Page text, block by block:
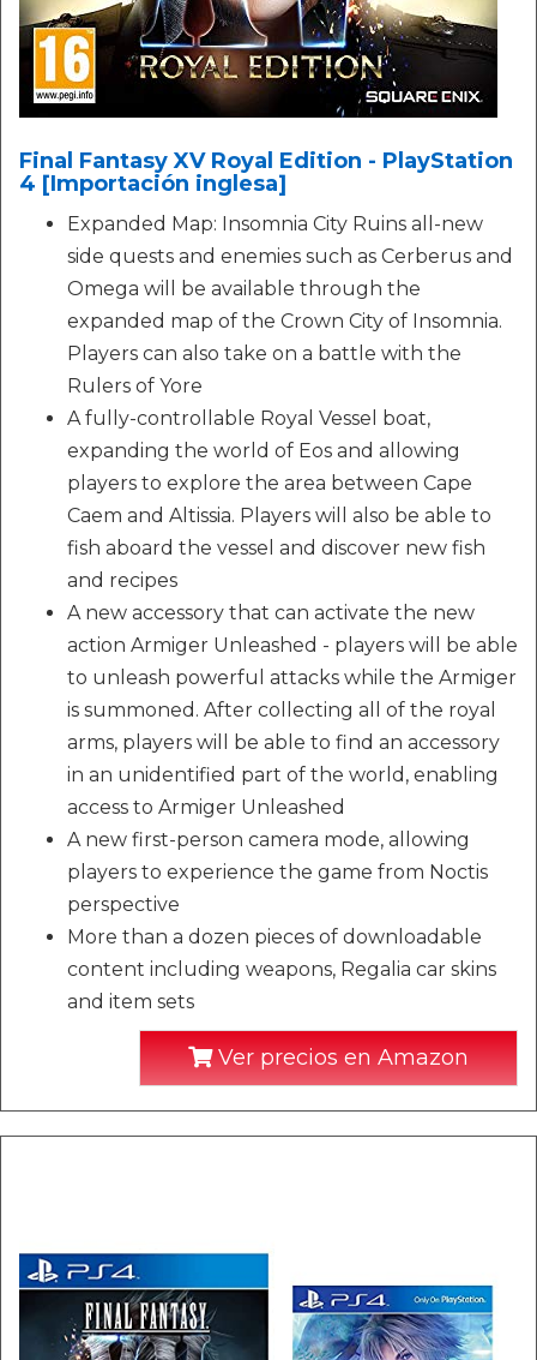
Final Fantasy XV Royal Edition - PlayStation
4 [Importación inglesa]
Expanded Map: Insomnia City Ruins all-new
side quests and enemies such as Cerberus and
Omega will be available through the
expanded map of the Crown City of Insomnia.
Players can also take on a battle with the
Rulers of Yore
A fully-controllable Royal Vessel boat,
expanding the world of Eos and allowing
players to explore the area between Cape
Caem and Altissia. Players will also be able to
fish aboard the vessel and discover new fish
and recipes
A new accessory that can activate the new
action Armiger Unleashed - players will be able
to unleash powerful attacks while the Armiger
is summoned. After collecting all of the royal
arms, players will be able to find an accessory
in an unidentified part of the world, enabling
access to Armiger Unleashed
A new first-person camera mode, allowing
players to experience the game from Noctis
perspective
More than a dozen pieces of downloadable
content including weapons, Regalia car skins
and item sets
Ver precios en Amazon